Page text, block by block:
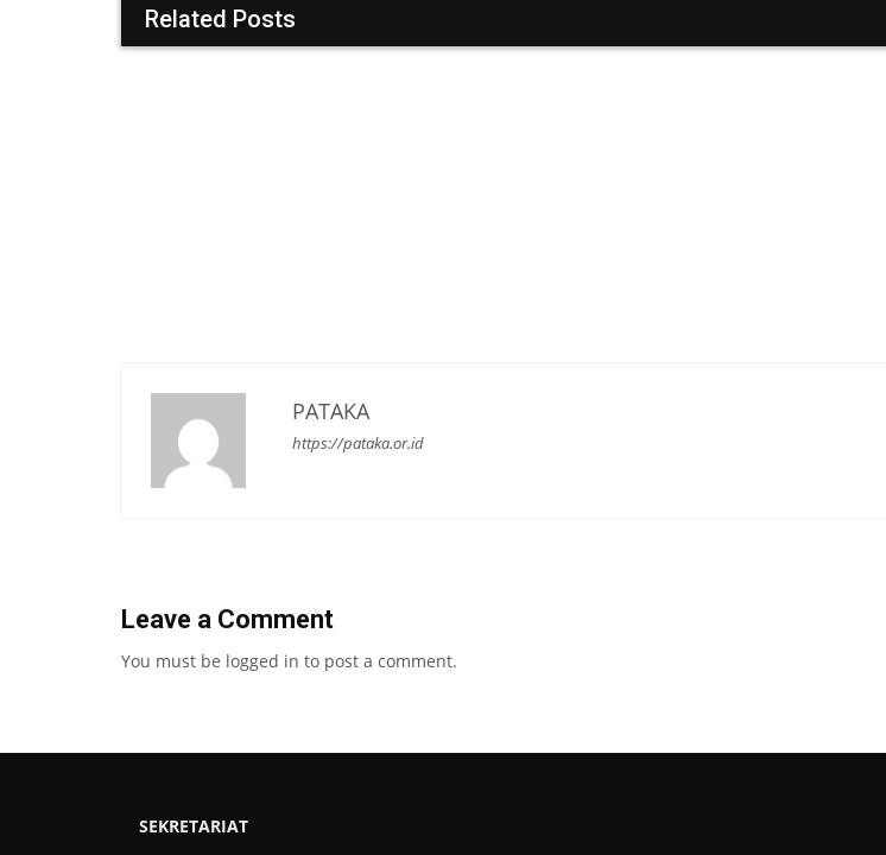
Related Posts
PATAKA
https://pataka.or.id
Leave a Comment
You must be logged in to post a comment.
SEKRETARIAT